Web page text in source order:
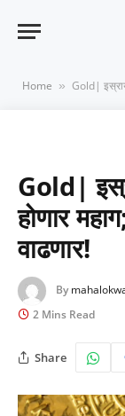
Home » Gold|
Gold|
होणार
वाढणार!
By
2 Mins Read
Share